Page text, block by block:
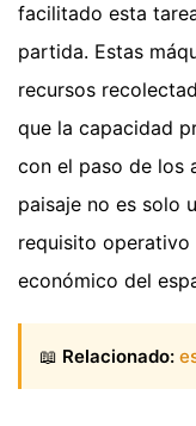
facilitado esta
partida. Estas
recursos
que la capacidad
con el paso de los
paisaje no es solo
requisito operativo
económico del
📖 Relacionado: